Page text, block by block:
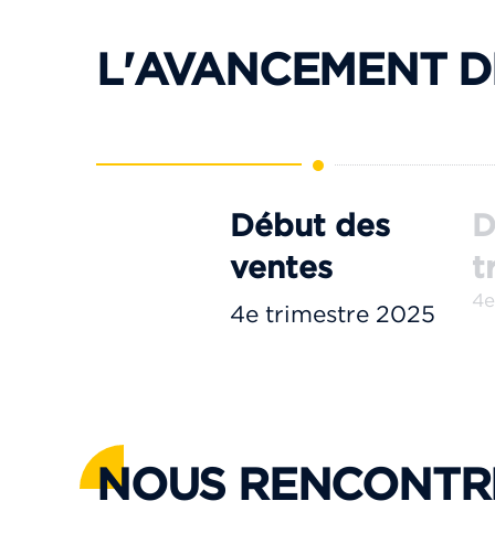
-1 étage
L'AVANCEMENT
Début des
ventes
4e trimestre 2025
NOUS